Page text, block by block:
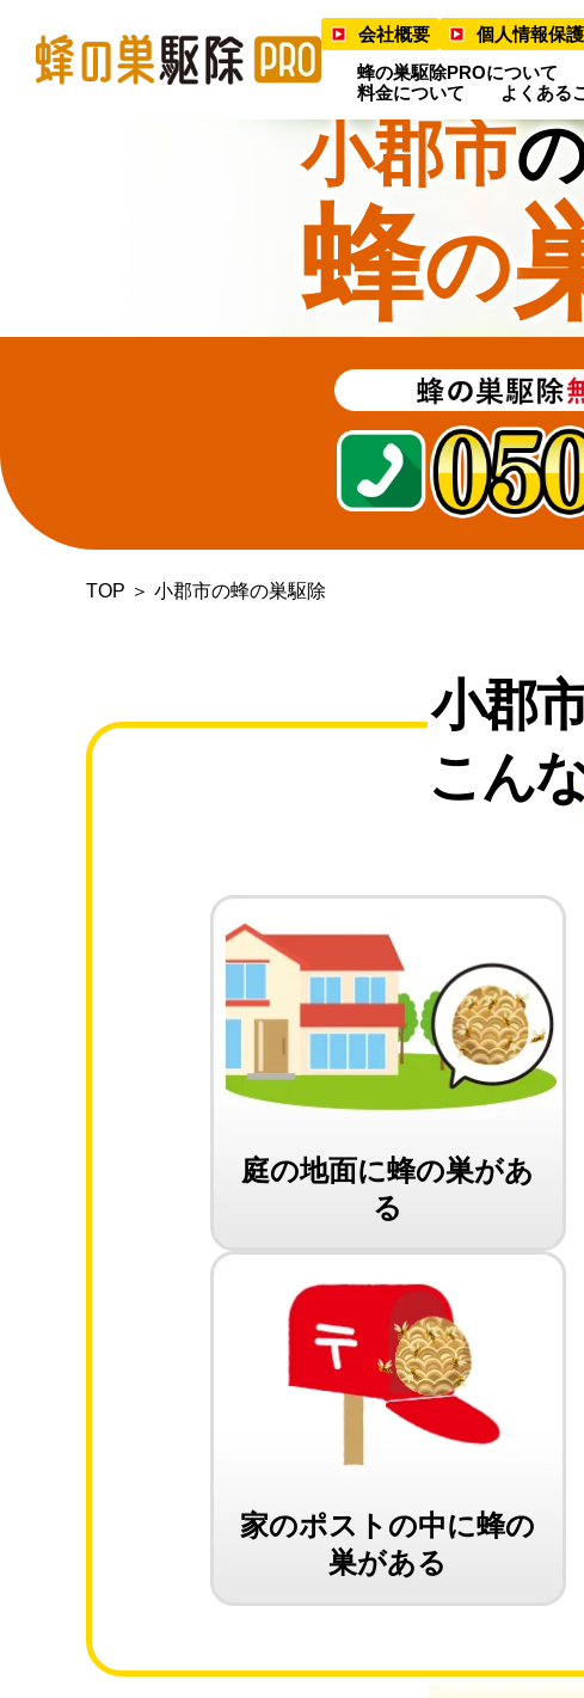
会社概要
個人情報保
蜂の巣駆除PROについて
料金について
よくある
小郡市
蜂の
TOP ＞ 小郡市の蜂の巣駆除
小郡
こん
庭の地面に蜂の巣があ
る
家のポストの中に蜂の
巣がある